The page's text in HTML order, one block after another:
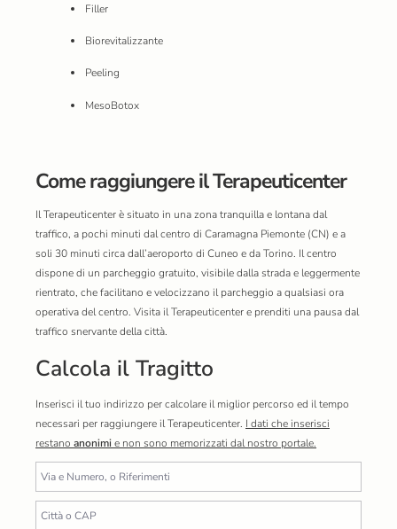
Filler
Biorevitalizzante
Peeling
MesoBotox
Come raggiungere il Terapeuticenter
Il Terapeuticenter è situato in una zona tranquilla e lontana dal
traffico, a pochi minuti dal centro di Caramagna Piemonte (CN) e a
soli 30 minuti circa dall’aeroporto di Cuneo e da Torino. Il centro
dispone di un parcheggio gratuito, visibile dalla strada e leggermente
rientrato, che facilitano e velocizzano il parcheggio a qualsiasi ora
operativa del centro. Visita il Terapeuticenter e prenditi una pausa dal
traffico snervante della città.
Calcola il Tragitto
Inserisci il tuo indirizzo per calcolare il miglior percorso ed il tempo
necessari per raggiungere il Terapeuticenter. I dati che inserisci
restano anonimie non sono memorizzati dal nostro portale.